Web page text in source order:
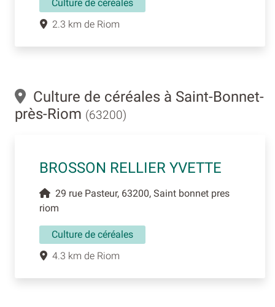
Culture de céréales
2.3 km de Riom
Culture de céréales à Saint-Bonnet-
près-Riom (63200)
BROSSON RELLIER YVETTE
29 rue Pasteur, 63200, Saint bonnet pres
riom
Culture de céréales
4.3 km de Riom